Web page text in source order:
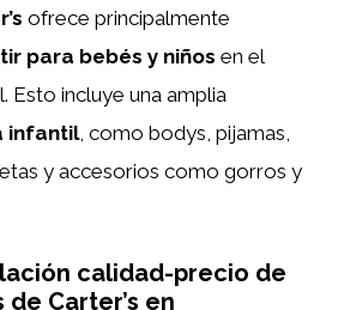
ofrece principalmente
para bebés y niños en el
Esto incluye una amplia
infantil, como bodys, pijamas,
y accesorios como gorros y
calidad-precio de
Carter’s en